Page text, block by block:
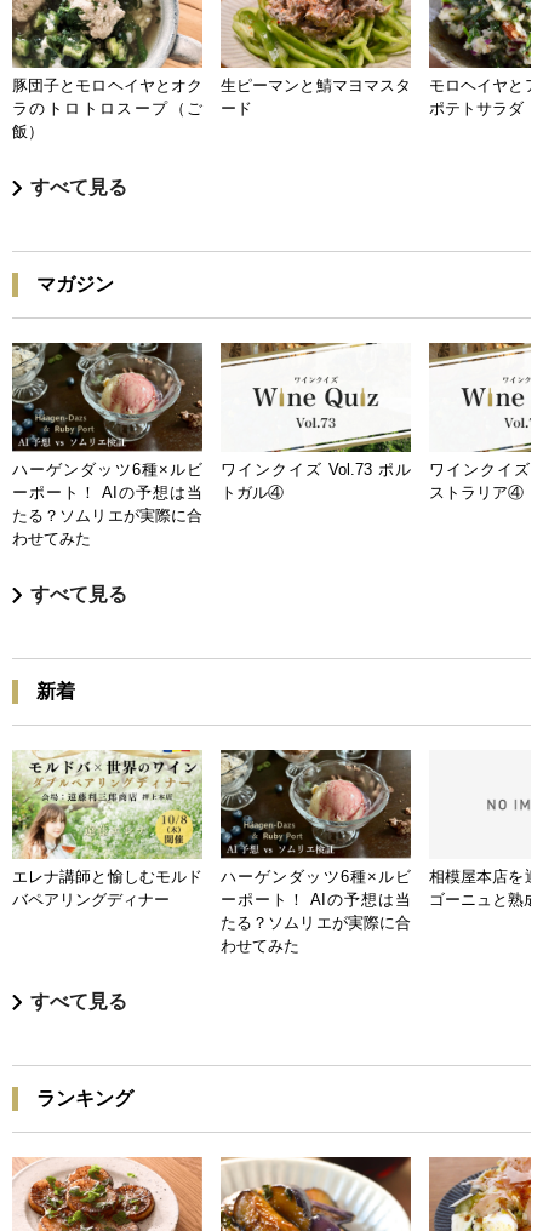
豚団子とモロヘイヤとオク
ラのトロトロスープ（ご
飯）
生ピーマンと鯖マヨマスタ
ード
モロヘイヤと
ポテトサラダ
すべて見る
マガジン
ハーゲンダッツ6種×ルビ
ーポート！ AIの予想は当
たる？ソムリエが実際に合
わせてみた
ワインクイズ Vol.73 ポル
トガル④
ワインクイズ
ストラリア④
すべて見る
新着
エレナ講師と愉しむモルド
バペアリングディナー
ハーゲンダッツ6種×ルビ
ーポート！ AIの予想は当
たる？ソムリエが実際に合
わせてみた
相模屋本店を
ゴーニュと熟
すべて見る
ランキング